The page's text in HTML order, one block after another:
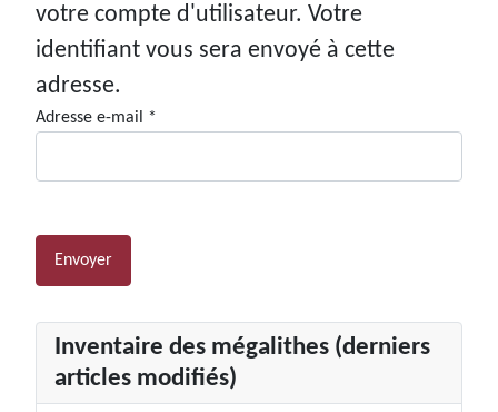
votre compte d'utilisateur. Votre
identifiant vous sera envoyé à cette
adresse.
Adresse e-mail *
Envoyer
Inventaire des mégalithes (derniers
articles modifiés)